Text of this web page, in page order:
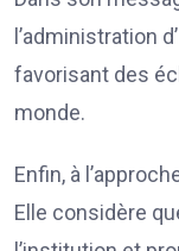
l’administration
favorisant des
monde.
Enfin, à
Elle considère